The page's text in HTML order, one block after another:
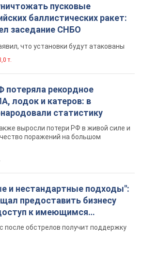
пусковые
баллистических ракет:
заседание СНБО
что установки будут атакованы
т.
потеряла рекордное
лодок и катеров: в
статистику
выросли потери РФ в живой силе и
поражений на большом
и нестандартные подходы":
предоставить бизнесу
к имеющимся
после обстрелов получит поддержку